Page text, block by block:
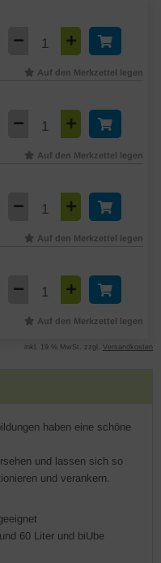
Auf den Merkzettel legen
Auf den Merkzettel legen
Auf den Merkzettel legen
Auf den Merkzettel legen
inkl. 19 % MwSt. zzgl. Versandkosten
haben eine schöne
und lassen sich so
und verankern.
60 Liter und biUbe